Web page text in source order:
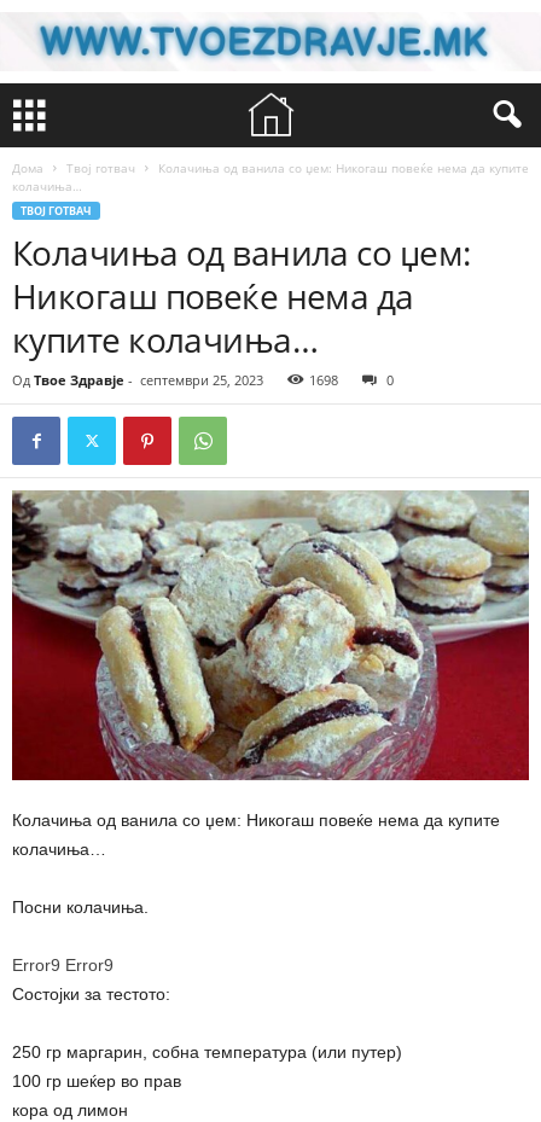
Дома Твој готвач
Колачиња од ванила со џем: Никогаш повеќе нема да купите
колачиња…
ТВОЈ ГОТВАЧ
Колачиња од ванила со џем:
Никогаш повеќе нема да
купите колачиња…
Од Твое Здравје - септември 25, 2023 1698 0
Колачиња од ванила со џем: Никогаш повеќе нема да купите
колачиња…
Посни колачиња.
Error9 Error9
Состојки за тестото:
250 гр маргарин, собна температура (или путер)
100 гр шеќер во прав
кора од лимон